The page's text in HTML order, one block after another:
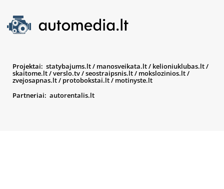
Projektai: statybajums.lt/ manosveikata.lt/ kelioniuklubas.lt/
skaitome.lt/verslo.tv/seostraipsnis.lt/ mokslozinios.lt/
zvejosapnas.lt/ protobokstai.lt/ motinyste.lt
Partneriai: autorentalis.lt